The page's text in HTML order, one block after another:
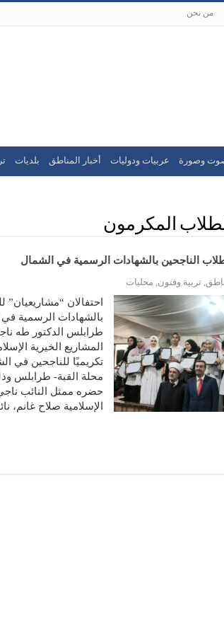
من نحن
وصورة عربيات ودوليات أخبار المناطق بلديات
المكرمون
الناجحين بالشهادات الرسمية في الشمال
, تربية وفنون, محليات
احتفالان “مشاريعيان”
بالشهادات الرسمية في
طرابلس الدكتور طه
المشاريع الخيرية
تكريميًا للناجحين في
محلة القبة- طرابلس
حضره ممثل النائب ناجي
الإسلامية صلاح